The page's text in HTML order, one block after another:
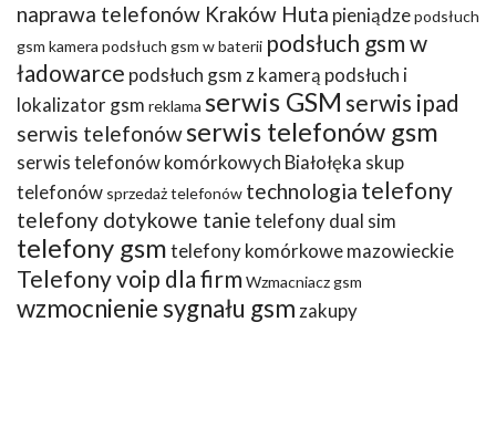
naprawa telefonów Kraków Huta pieniądzepodsłuch
gsm kamera podsłuch gsm w baterii podsłuch gsm w
ładowarce podsłuch gsm z kamerą podsłuch i
lokalizator gsm reklama serwis GSM serwis ipad
serwis telefonówserwis telefonów gsm
serwis telefonów komórkowych Białołęka skup
telefonów sprzedaż telefonów technologia telefony
telefony dotykowe tanietelefony dual sim
telefony gsmtelefony komórkowe mazowieckie
Telefony voip dla firm Wzmacniacz gsm
wzmocnienie sygnału gsmzakupy